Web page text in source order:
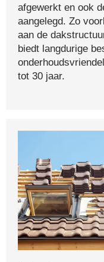
afgewerkt en ook
aangelegd. Zo
aan de
biedt langdurige
tot 30 jaar.